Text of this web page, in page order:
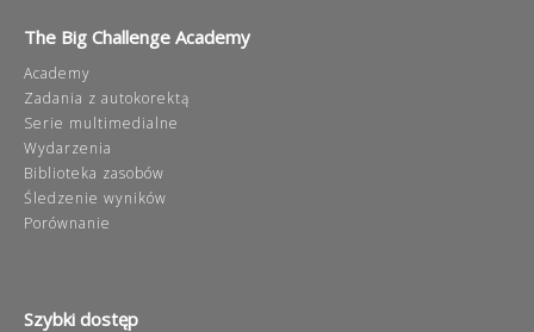
The Big Challenge Academy
Academy
Zadania z autokorektą
Serie multimedialne
Wydarzenia
Biblioteka zasobów
Śledzenie wyników
Porównanie
Szybki dostęp